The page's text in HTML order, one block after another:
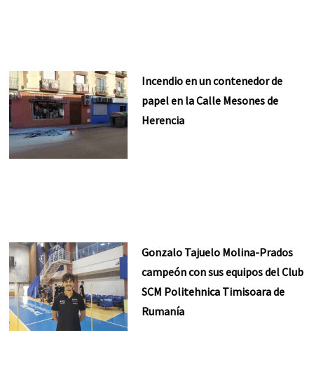
Incendio en un contenedor de
papel en la Calle Mesones de
Herencia
Gonzalo Tajuelo Molina-Prados
campeón con sus equipos del Club
SCM Politehnica Timisoara de
Rumanía